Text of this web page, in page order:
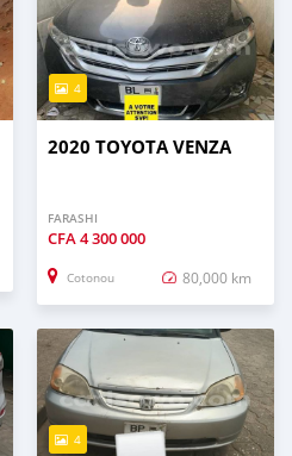
4
2020 TOYOTA VENZA
FARASHI
CFA4 300 000
Cotonou 80,000 km
4